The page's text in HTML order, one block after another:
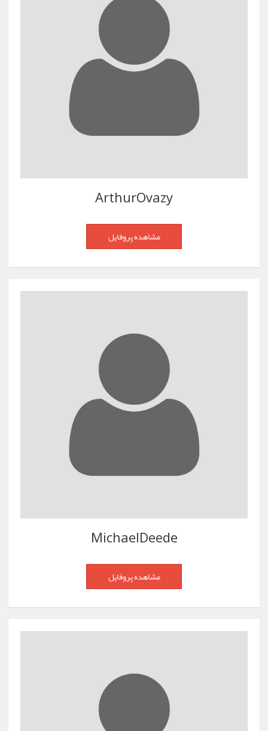
ArthurOvazy
مشاهده پروفایل
MichaelDeede
مشاهده پروفایل